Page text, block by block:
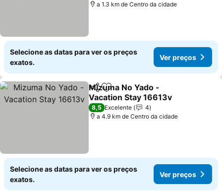
a 1.3 km de Centro da cidade
Selecione as datas para ver os preços
exatos.
Ver preços
PartilharAdicionar aos favoritos
Mizuma No Yado -
Vacation Stay 16613v
Ver preços
8,5 Excelente
4
a 4.9 km de Centro da cidade
Selecione as datas para ver os preços
exatos.
Ver preços